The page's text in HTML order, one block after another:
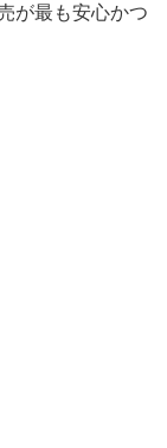
が最も安心かつ